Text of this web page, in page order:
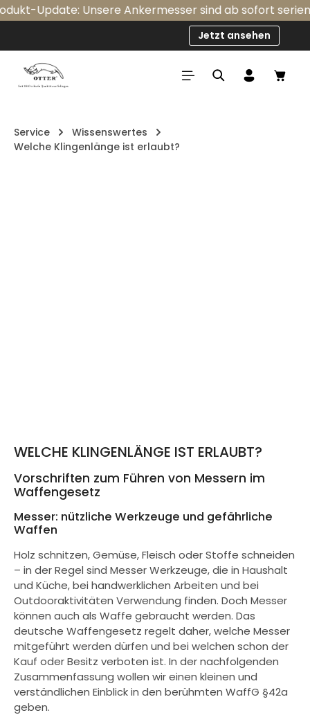
Zum Hauptinhalt springen
Update: Unsere Ankermesser sind ab sofort
Jetzt ansehen
Service
Wissenswertes
Welche Klingenlänge ist erlaubt?
WELCHE KLINGENLÄNGE IST ERLAUBT?
Vorschriften zum Führen von Messern im
Waffengesetz
Messer: nützliche Werkzeuge und gefährliche
Waffen
Holz schnitzen, Gemüse, Fleisch oder Stoffe schneiden
– in der Regel sind Messer Werkzeuge, die in Haushalt
und Küche, bei handwerklichen Arbeiten und bei
Outdooraktivitäten Verwendung finden. Doch Messer
können auch als Waffe gebraucht werden. Das
deutsche Waffengesetz regelt daher, welche Messer
mitgeführt werden dürfen und bei welchen schon der
Kauf oder Besitz verboten ist. In der nachfolgenden
Zusammenfassung wollen wir einen kleinen und
verständlichen Einblick in den berühmten WaffG §42a
geben.